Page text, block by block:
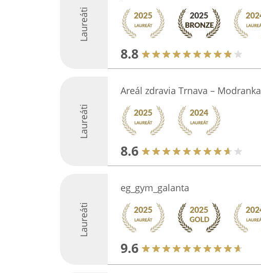
Laureáti
8.8
Laureáti
Areál zdravia Trnava – Modranka
8.6
Laureáti
eg_gym_galanta
9.6